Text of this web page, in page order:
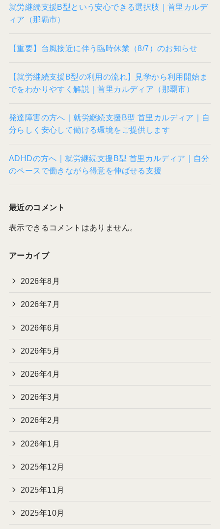
就労継続支援B型という安心できる選択肢｜首里カルデ
ィア（那覇市）
【重要】台風接近に伴う臨時休業（8/7）のお知らせ
【就労継続支援B型の利用の流れ】見学から利用開始ま
でをわかりやすく解説｜首里カルディア（那覇市）
発達障害の方へ｜就労継続支援B型 首里カルディア｜自
分らしく安心して働ける環境をご提供します
ADHDの方へ｜就労継続支援B型 首里カルディア｜自分
のペースで働きながら得意を伸ばせる支援
最近のコメント
表示できるコメントはありません。
アーカイブ
2026年8月
2026年7月
2026年6月
2026年5月
2026年4月
2026年3月
2026年2月
2026年1月
2025年12月
2025年11月
2025年10月